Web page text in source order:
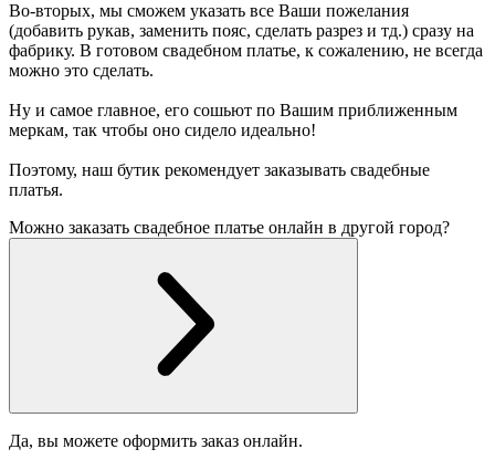
Во-вторых, мы сможем указать все Ваши пожелания
(добавить рукав, заменить пояс, сделать разрез и тд.) сразу на
фабрику. В готовом свадебном платье, к сожалению, не всегда
можно это сделать.
Ну и самое главное, его сошьют по Вашим приближенным
меркам, так чтобы оно сидело идеально!
Поэтому, наш бутик рекомендует заказывать свадебные
платья.
Можно заказать свадебное платье онлайн в другой город?
Да, вы можете оформить заказ онлайн.